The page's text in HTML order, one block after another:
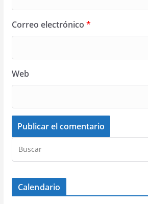
Correo electrónico *
Web
Calendario